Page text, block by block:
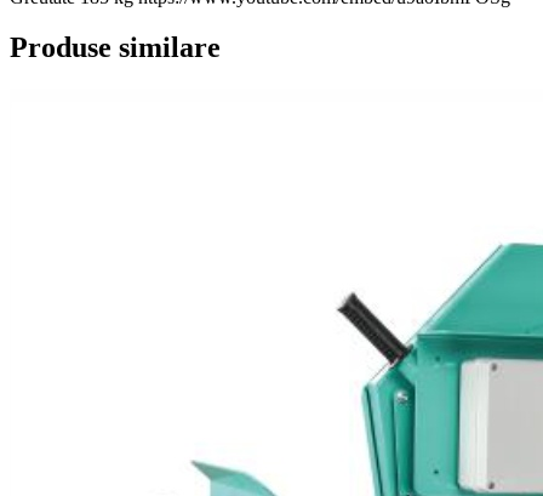
Produse similare